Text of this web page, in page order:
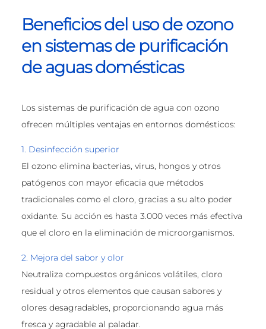
Beneficios del uso de ozono
en sistemas de purificación
de aguas domésticas
Los sistemas de purificación de agua con ozono
ofrecen múltiples ventajas en entornos domésticos:
1. Desinfección superior
El ozono elimina bacterias, virus, hongos y otros
patógenos con mayor eficacia que métodos
tradicionales como el cloro, gracias a su alto poder
oxidante. Su acción es hasta 3.000 veces más efectiva
que el cloro en la eliminación de microorganismos.
2. Mejora del sabor y olor
Neutraliza compuestos orgánicos volátiles, cloro
residual y otros elementos que causan sabores y
olores desagradables, proporcionando agua más
fresca y agradable al paladar.